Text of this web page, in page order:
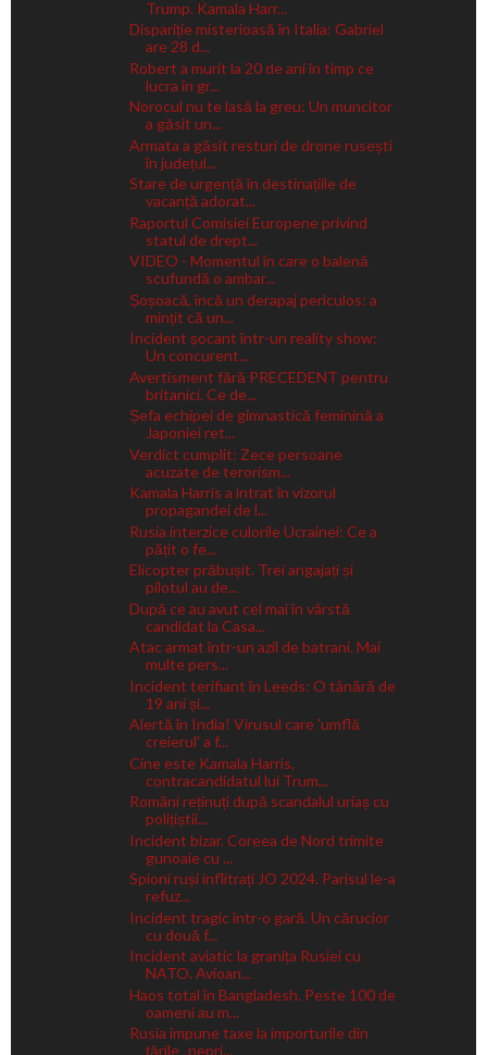
Trump. Kamala Harr...
Dispariție misterioasă în Italia: Gabriel
are 28 d...
Robert a murit la 20 de ani în timp ce
lucra în gr...
Norocul nu te lasă la greu: Un muncitor
a găsit un...
Armata a găsit resturi de drone rusești
în județul...
Stare de urgență în destinațiile de
vacanță adorat...
Raportul Comisiei Europene privind
statul de drept...
VIDEO - Momentul în care o balenă
scufundă o ambar...
Șoșoacă, încă un derapaj periculos: a
mințit că un...
Incident șocant într-un reality show:
Un concurent...
Avertisment fără PRECEDENT pentru
britanici. Ce de...
Șefa echipei de gimnastică feminină a
Japoniei ret...
Verdict cumplit: Zece persoane
acuzate de terorism...
Kamala Harris a intrat în vizorul
propagandei de l...
Rusia interzice culorile Ucrainei: Ce a
pățit o fe...
Elicopter prăbușit. Trei angajați și
pilotul au de...
După ce au avut cel mai în vârstă
candidat la Casa...
Atac armat într-un azil de batrani. Mai
multe pers...
Incident terifiant în Leeds: O tânără de
19 ani și...
Alertă în India! Virusul care 'umflă
creierul' a f...
Cine este Kamala Harris,
contracandidatul lui Trum...
Români reținuți după scandalul uriaș cu
polițiștii...
Incident bizar. Coreea de Nord trimite
gunoaie cu ...
Spioni ruși inflitrați JO 2024. Parisul le-a
refuz...
Incident tragic într-o gară. Un cărucior
cu două f...
Incident aviatic la granița Rusiei cu
NATO. Avioan...
Haos total în Bangladesh. Peste 100 de
oameni au m...
Rusia impune taxe la importurile din
țările „nepri...